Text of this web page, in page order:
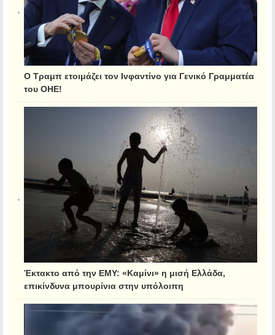
Ο Τραμπ ετοιμάζει τον Ινφαντίνο για Γενικό Γραμματέα
του ΟΗΕ!
Έκτακτο από την ΕΜΥ: «Καμίνι» η μισή Ελλάδα,
επικίνδυνα μπουρίνια στην υπόλοιπη